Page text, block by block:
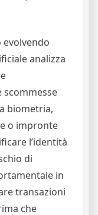
evolvendo
analizza
biometria,
o impronte
l’identità
di
in
transazioni
che